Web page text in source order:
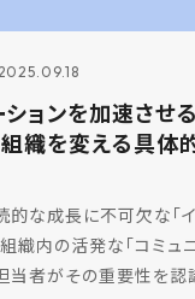
ョンを加速させ
組織を変える具体
な成長に不可欠な「イ
織内の活発な「コミュ
当者がその重要性を認